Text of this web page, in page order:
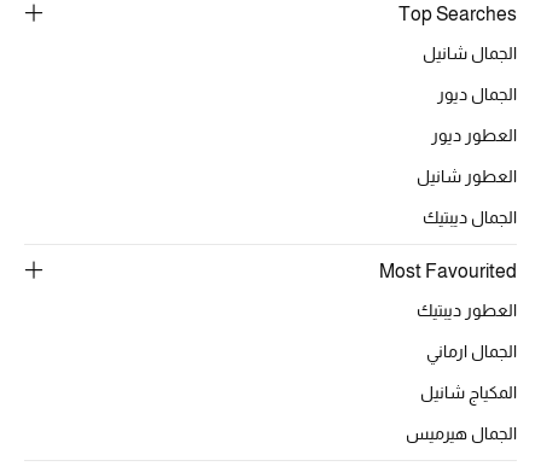
حقائب الأطفال
أبرز المصممين
تسوقوا الحقائب
الموسم الجديد
أحذية النسائية
Top Searches
الجمال شانيل
الجمال ديور
العطور ديور
العطور شانيل
الجمال ديبتيك
Most Favourited
العطور ديبتيك
الجمال ارماني
المكياج شانيل
الجمال هيرميس